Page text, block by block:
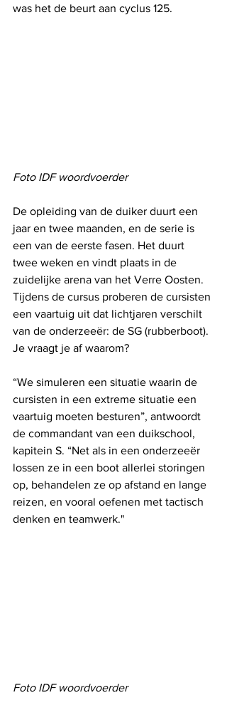
was het de beurt aan cyclus 125.
Foto IDF woordvoerder
De opleiding van de duiker duurt een
jaar en twee maanden, en de serie is
een van de eerste fasen. Het duurt
twee weken en vindt plaats in de
zuidelijke arena van het Verre Oosten.
Tijdens de cursus proberen de cursisten
een vaartuig uit dat lichtjaren verschilt
van de onderzeeër: de SG (rubberboot).
Je vraagt ​​je af waarom?
“We simuleren een situatie waarin de
cursisten in een extreme situatie een
vaartuig moeten besturen”, antwoordt
de commandant van een duikschool,
kapitein S. “Net als in een onderzeeër
lossen ze in een boot allerlei storingen
op, behandelen ze op afstand en lange
reizen, en vooral oefenen met tactisch
denken en teamwerk."
Foto IDF woordvoerder